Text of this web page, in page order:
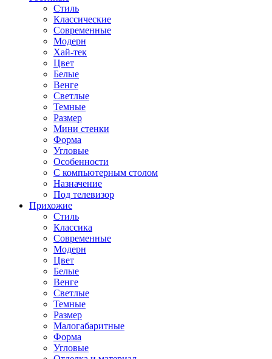
Стиль
Классические
Современные
Модерн
Хай-тек
Цвет
Белые
Венге
Светлые
Темные
Размер
Мини стенки
Форма
Угловые
Особенности
С компьютерным столом
Назначение
Под телевизор
Прихожие
Стиль
Классика
Современные
Модерн
Цвет
Белые
Венге
Светлые
Темные
Размер
Малогабаритные
Форма
Угловые